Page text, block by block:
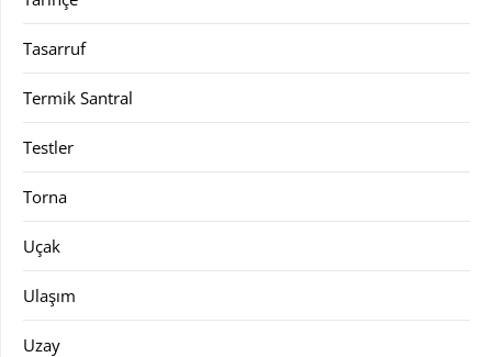
Tasarruf
Termik Santral
Testler
Torna
Uçak
Ulaşım
Uzay